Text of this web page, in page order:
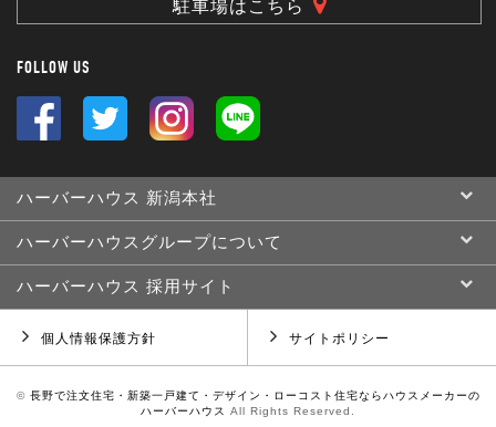
駐車場はこちら
FOLLOW US
ハーバーハウス 新潟本社
ハーバーハウスグループについて
ハーバーハウス 採用サイト
個人情報保護方針 サイトポリシー
© 長野で注文住宅・新築一戸建て・デザイン・ローコスト住宅ならハウスメーカーの
ハーバーハウス
All Rights Reserved.